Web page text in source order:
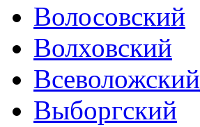
Волосовский
Волховский
Всеволожский
Выборгский